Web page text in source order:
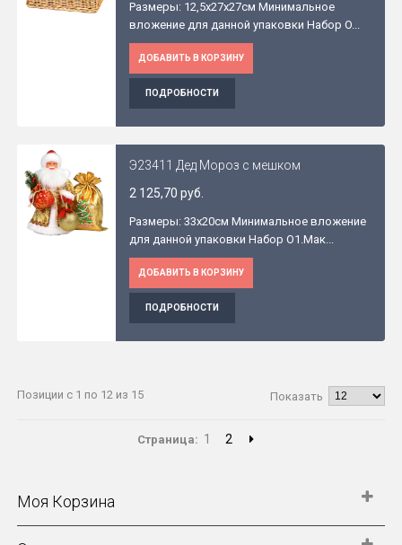
Размеры: 12,5x27x27см Минимальное
вложение для данной упаковки Набор O...
ДОБАВИТЬ В КОРЗИНУ
ПОДРОБНОСТИ
Э23411 Дед Мороз с мешком
2 125,70 руб.
Размеры: 33x20см Минимальное вложение
для данной упаковки Набор O1.Мак...
ДОБАВИТЬ В КОРЗИНУ
ПОДРОБНОСТИ
Позиции с 1 по 12 из 15 Показать
Страница: 1 2
Моя Корзина